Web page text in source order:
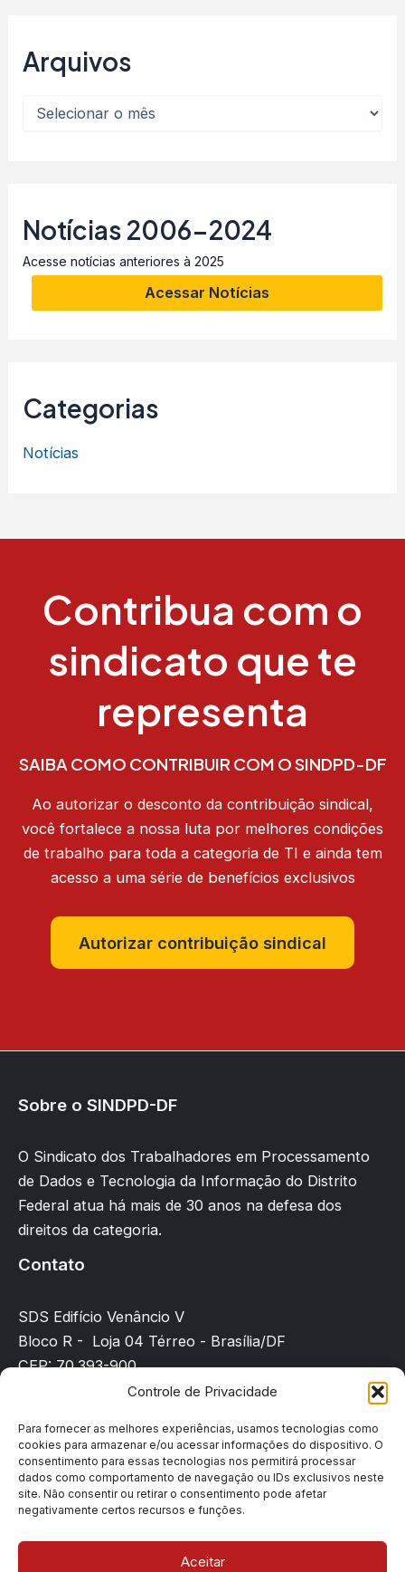
Controle de Privacidade
Para fornecer as melhores experiências, usamos tecnologias como
cookies para armazenar e/ou acessar informações do dispositivo. O
consentimento para essas tecnologias nos permitirá processar
dados como comportamento de navegação ou IDs exclusivos neste
site. Não consentir ou retirar o consentimento pode afetar
negativamente certos recursos e funções.
Aceitar
Arquivos
Notícias 2006-2024
Acesse notícias anteriores à 2025
Acessar Notícias
Categorias
Notícias
Contribua com o
sindicato que te
representa
SAIBA COMO CONTRIBUIR COM O SINDPD-DF
Ao autorizar o desconto da contribuição sindical,
você fortalece a nossa luta por melhores condições
de trabalho para toda a categoria de TI e ainda tem
acesso a uma série de benefícios exclusivos
Autorizar contribuição sindical
Sobre o SINDPD-DF
O Sindicato dos Trabalhadores em Processamento
de Dados e Tecnologia da Informação do Distrito
Federal atua há mais de 30 anos na defesa dos
direitos da categoria.
Contato
SDS Edifício Venâncio V
Bloco R - Loja 04 Térreo - Brasília/DF
CEP: 70.393-900
Página inicial
Notícias
Filiação
Contato
Denúncias